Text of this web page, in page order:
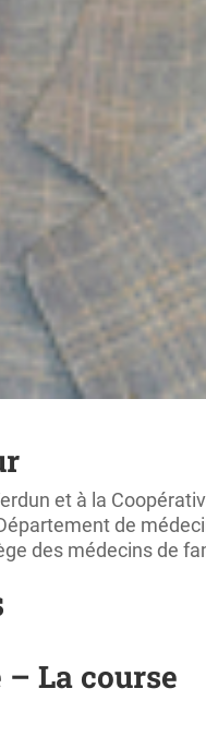
et à la
de
des médecins de
La course